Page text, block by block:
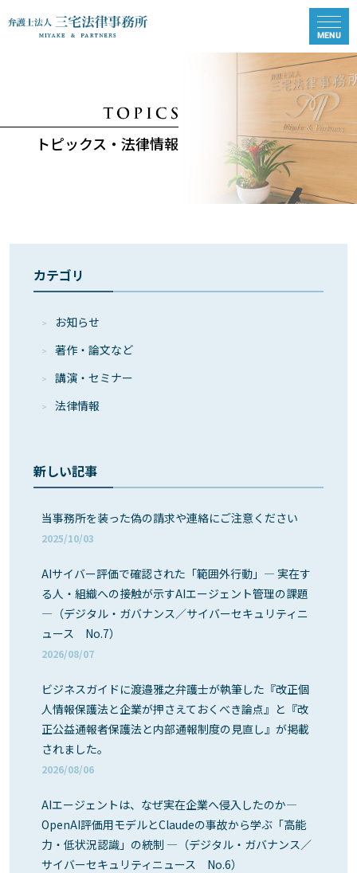
トピックス・法律情報
カテゴリ
お知らせ
著作・論⽂など
講演・セミナー
法律情報
新しい記事
当事務所を装った偽の請求や連絡にご注意ください
2025/10/03
AIサイバー評価で確認された「範囲外行動」― 実在す
る人・組織への接触が示すAIエージェント管理の課題
―（デジタル・ガバナンス／サイバーセキュリティニ
ュース No.7）
2026/08/07
ビジネスガイドに渡邉雅之弁護士が執筆した『改正個
人情報保護法と企業が押さえておくべき論点』と『改
正公益通報者保護法と内部通報制度の見直し』が掲載
されました。
2026/08/06
AIエージェントは、なぜ実在企業へ侵入したのか―
OpenAI評価用モデルとClaudeの事故から学ぶ「高能
力・低状況認識」の統制 ―（デジタル・ガバナンス／
サイバーセキュリティニュース No.6）